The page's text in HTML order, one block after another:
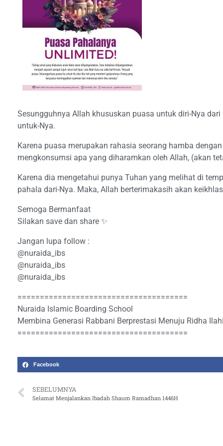
Sesungguhnya Allah khususkan puasa untuk diri-Nya
untuk-Nya.
Karena puasa merupakan rahasia seorang hamba
mengkonsumsi apa yang diharamkan oleh Allah, (akan
Karena dia mengetahui punya Tuhan yang melihat di
pahala dari-Nya. Maka, Allah berterimakasih akan
Semoga Bermanfaat
Silakan save dan share ✨
Jangan lupa follow :
@nuraida_ibs
@nuraida_ibs
@nuraida_ibs
======================================
Nuraida Islamic Boarding School
Membina Generasi Rabbani Berprestasi Menuju Ridha Ilahi
======================================
Facebook
SEBELUMNYA
Selamat Menjalankan Ibadah Shaum Ramadhan 1446H